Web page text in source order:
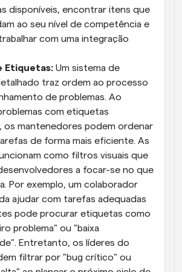
disponíveis, encontrar itens que
ao seu nível de competência e
com uma integração
Etiquetas: Um sistema de
traz ordem ao processo
de problemas. Ao
com etiquetas
os mantenedores podem ordenar
de forma mais eficiente. As
como filtros visuais que
a focar-se no que
Por exemplo, um colaborador
ajudar com tarefas adequadas
pode procurar etiquetas como
problema" ou "baixa
Entretanto, os líderes do
filtrar por "bug crítico" ou